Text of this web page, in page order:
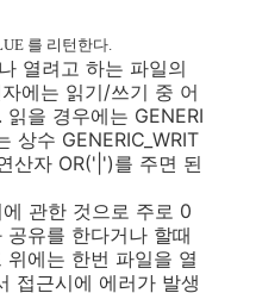
를 리턴한다.
열려고 하는 파일의
에는 읽기/쓰기 중 어
을 경우에는 GENERI
상수 GENERIC_WRIT
산자 OR('|')를 주면 된
관한 것으로 주로 0
유를 한다거나 할때
에는 한번 파일을 열
접근시에 에러가 발생